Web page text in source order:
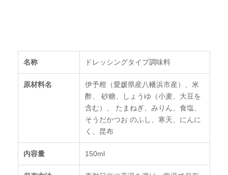
名称 ドレッシングタイプ調味料
原材料名
伊予柑（愛媛県産八幡浜市産）、米
酢、 砂糖、しょうゆ（小麦、大豆を
含む）、 たまねぎ、みりん、食塩、
そうだかつお のふし、寒天、にんに
く、昆布
内容量 150ml